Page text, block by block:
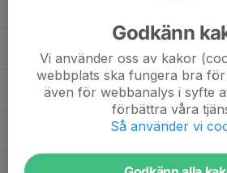
Kebbe Fjeldseth
Oleksii Bychenko
Godkänn
Vi använder oss av kakor
webbplats ska fungera bra för
även för webbanalys i syfte
förbättra våra
Så använder vi